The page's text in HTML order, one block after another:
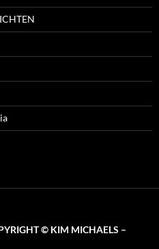
© KIM MICHAELS –